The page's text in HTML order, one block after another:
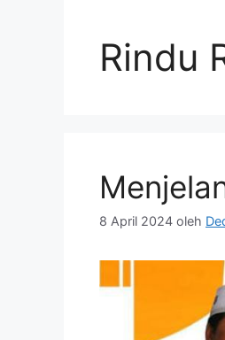
Rindu
8 April 2024 oleh